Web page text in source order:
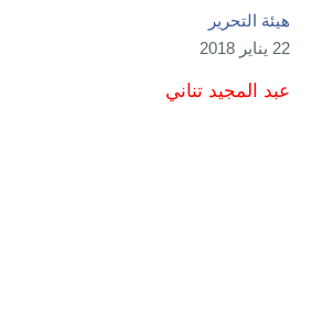
هيئة التحرير
22 يناير 2018
عبد المجيد تناني